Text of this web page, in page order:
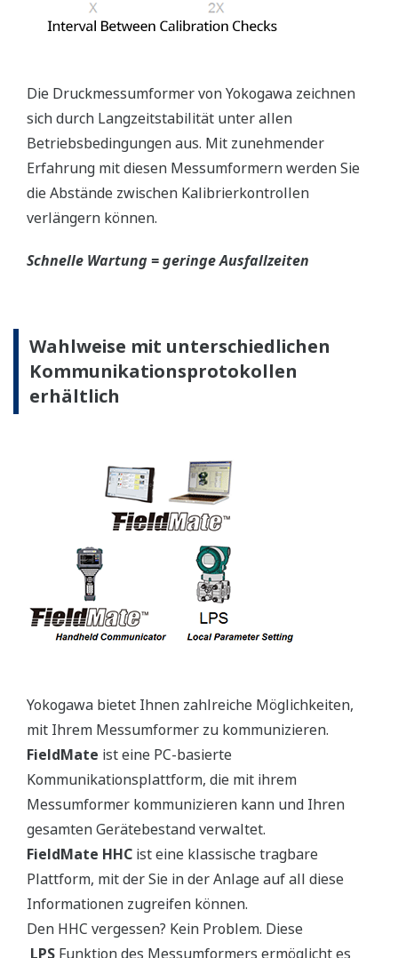
Die Druckmessumformer von Yokogawa zeichnen
sich durch Langzeitstabilität unter allen
Betriebsbedingungen aus. Mit zunehmender
Erfahrung mit diesen Messumformern werden Sie
die Abstände zwischen Kalibrierkontrollen
verlängern können.
Schnelle Wartung = geringe Ausfallzeiten
Wahlweise mit unterschiedlichen
Kommunikationsprotokollen
erhältlich
Yokogawa bietet Ihnen zahlreiche Möglichkeiten,
mit Ihrem Messumformer zu kommunizieren.
FieldMate ist eine PC-basierte
Kommunikationsplattform, die mit ihrem
Messumformer kommunizieren kann und Ihren
gesamten Gerätebestand verwaltet.
FieldMate HHC ist eine klassische tragbare
Plattform, mit der Sie in der Anlage auf all diese
Informationen zugreifen können.
Den HHC vergessen? Kein Problem. Diese
LPS Funktion des Messumformers ermöglicht es